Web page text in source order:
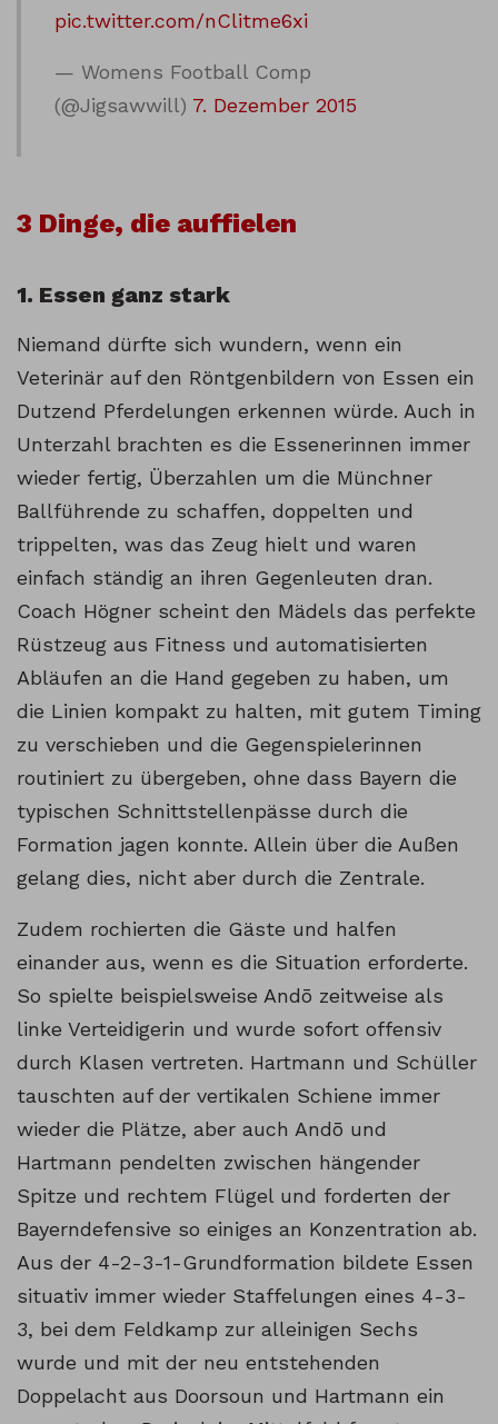
pic.twitter.com/nClitme6xi
— Womens Football Comp
(@Jigsawwill) 7. Dezember 2015
3 Dinge, die auffielen
1. Essen ganz stark
Niemand dürfte sich wundern, wenn ein
Veterinär auf den Röntgenbildern von Essen ein
Dutzend Pferdelungen erkennen würde. Auch in
Unterzahl brachten es die Essenerinnen immer
wieder fertig, Überzahlen um die Münchner
Ballführende zu schaffen, doppelten und
trippelten, was das Zeug hielt und waren
einfach ständig an ihren Gegenleuten dran.
Coach Högner scheint den Mädels das perfekte
Rüstzeug aus Fitness und automatisierten
Abläufen an die Hand gegeben zu haben, um
die Linien kompakt zu halten, mit gutem Timing
zu verschieben und die Gegenspielerinnen
routiniert zu übergeben, ohne dass Bayern die
typischen Schnittstellenpässe durch die
Formation jagen konnte. Allein über die Außen
gelang dies, nicht aber durch die Zentrale.
Zudem rochierten die Gäste und halfen
einander aus, wenn es die Situation erforderte.
So spielte beispielsweise Andō zeitweise als
linke Verteidigerin und wurde sofort offensiv
durch Klasen vertreten. Hartmann und Schüller
tauschten auf der vertikalen Schiene immer
wieder die Plätze, aber auch Andō und
Hartmann pendelten zwischen hängender
Spitze und rechtem Flügel und forderten der
Bayerndefensive so einiges an Konzentration ab.
Aus der 4-2-3-1-Grundformation bildete Essen
situativ immer wieder Staffelungen eines 4-3-
3, bei dem Feldkamp zur alleinigen Sechs
wurde und mit der neu entstehenden
Doppelacht aus Doorsoun und Hartmann ein